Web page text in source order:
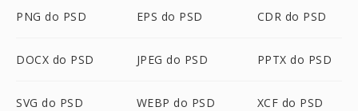
PNG do PSD EPS do PSD CDR do PSD
DOCX do PSD JPEG do PSD PPTX do PSD
SVG do PSD WEBP do PSD XCF do PSD